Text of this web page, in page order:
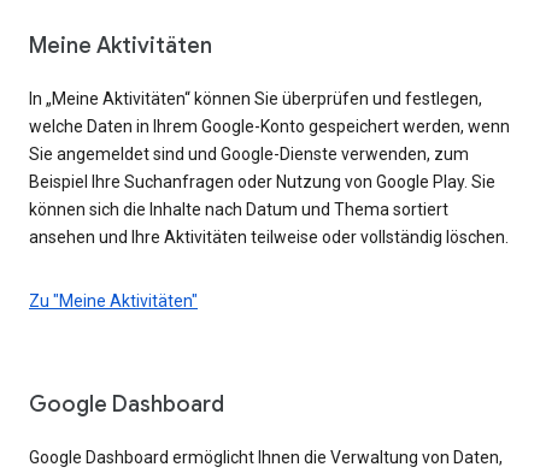
Meine Aktivitäten
In „Meine Aktivitäten“ können Sie überprüfen und festlegen,
welche Daten in Ihrem Google-Konto gespeichert werden, wenn
Sie angemeldet sind und Google-Dienste verwenden, zum
Beispiel Ihre Suchanfragen oder Nutzung von Google Play. Sie
können sich die Inhalte nach Datum und Thema sortiert
ansehen und Ihre Aktivitäten teilweise oder vollständig löschen.
Zu "Meine Aktivitäten"
Google Dashboard
Google Dashboard ermöglicht Ihnen die Verwaltung von Daten,